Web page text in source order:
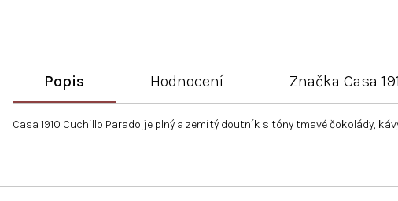
Popis Hodnocení Značka Casa
Casa 1910 Cuchillo Parado je plný a zemitý doutník s tóny tmavé čokolády,